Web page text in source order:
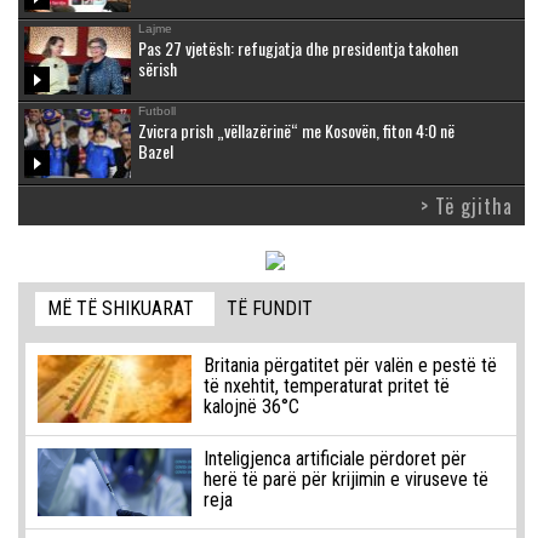
Lajme
Pas 27 vjetësh: refugjatja dhe presidentja takohen
sërish
Futboll
Zvicra prish „vëllazërinë“ me Kosovën, fiton 4:0 në
Bazel
> Të gjitha
MË TË SHIKUARAT TË FUNDIT
Britania përgatitet për valën e pestë të
të nxehtit, temperaturat pritet të
kalojnë 36°C
Inteligjenca artificiale përdoret për
herë të parë për krijimin e viruseve të
reja